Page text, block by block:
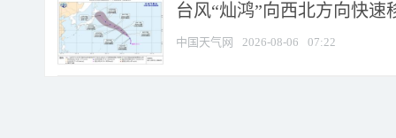
台风“灿鸿”向西北方向快
中国天气网 2026-08-06 07:22